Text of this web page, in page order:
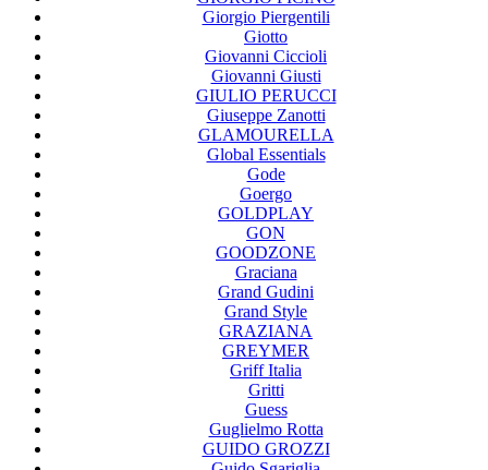
Giorgio Piergentili
Giotto
Giovanni Ciccioli
Giovanni Giusti
GIULIO PERUCCI
Giuseppe Zanotti
GLAMOURELLA
Global Essentials
Gode
Goergo
GOLDPLAY
GON
GOODZONE
Graciana
Grand Gudini
Grand Style
GRAZIANA
GREYMER
Griff Italia
Gritti
Guess
Guglielmo Rotta
GUIDO GROZZI